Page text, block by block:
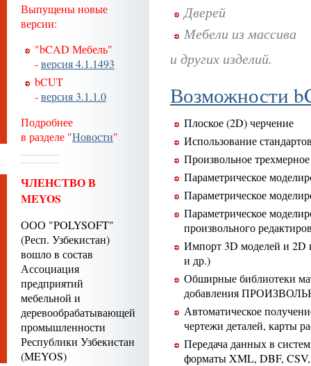
Выпущены новые
версии:
"bCAD Мебель"
-версия 4.1.1493
bCUT
-версия 3.1.1.0
Подробнее
в разделе "Новости"
ЧЛЕНСТВО В
MEYOS
ООО "POLYSOFT"
(Респ. Узбекистан)
вошло в состав
Ассоциация
предприятий
мебельной и
деревообрабатывающей
промышленности
Республики Узбекистан
(MEYOS)
Дверей
Мебели из массива
и других изделий.
Возможности
Плоское (2D) черчение
Использование
Произвольное
Параметрическое
Параметрическое
Параметрическое
произвольного
Импорт 3D моделей и 2D
и др.)
Обширные библиотеки
добавления
Автоматическое
чертежи деталей, карты
Передача данных в
форматы XML, DBF,